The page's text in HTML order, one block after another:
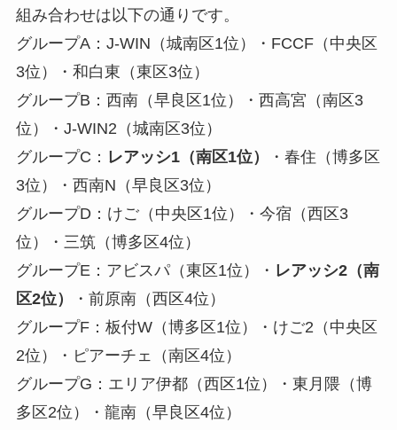
組み合わせは以下の通りです。
グループA：J-WIN（城南区1位）・FCCF（中央区
3位）・和白東（東区3位）
グループB：西南（早良区1位）・西高宮（南区3
位）・J-WIN2（城南区3位）
グループC： レアッシ1（南区1位）
・春住（博多区
3位）・西南N（早良区3位）
グループD：けご（中央区1位）・今宿（西区3
位）・三筑（博多区4位）
グループE：アビスパ（東区1位）・ レアッシ2（南
区2位）
・前原南（西区4位）
グループF：板付W（博多区1位）・けご2（中央区
2位）・ピアーチェ（南区4位）
グループG：エリア伊都（西区1位）・東月隈（博
多区2位）・龍南（早良区4位）